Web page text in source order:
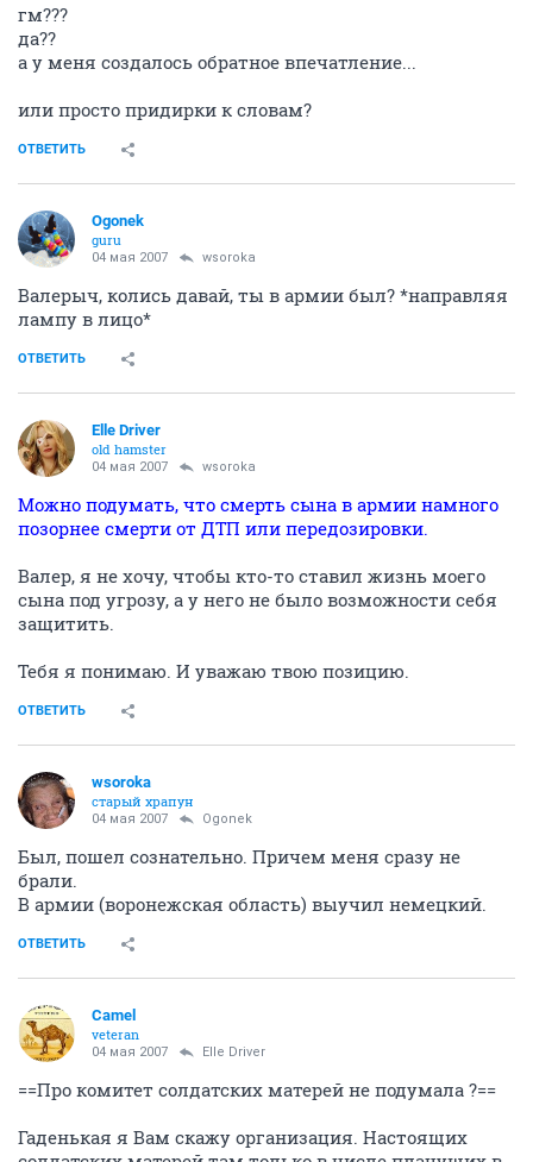
гм???
да??
а у меня создалось обратное впечатление...
или просто придирки к словам?
ОТВЕТИТЬ
Ogonek
guru
04 мая 2007 wsoroka
Валерыч, колись давай, ты в армии был? *направляя
лампу в лицо*
ОТВЕТИТЬ
Elle Driver
old hamster
04 мая 2007 wsoroka
Можно подумать, что смерть сына в армии намного
позорнее смерти от ДТП или передозировки.
Валер, я не хочу, чтобы кто-то ставил жизнь моего
сына под угрозу, а у него не было возможности себя
защитить.
Тебя я понимаю. И уважаю твою позицию.
ОТВЕТИТЬ
wsoroka
старый храпун
04 мая 2007 Ogonek
Был, пошел сознательно. Причем меня сразу не
брали.
В армии (воронежская область) выучил немецкий.
ОТВЕТИТЬ
Camel
veteran
04 мая 2007 Elle Driver
==Про комитет солдатских матерей не подумала ?==
Гаденькая я Вам скажу организация. Настоящих